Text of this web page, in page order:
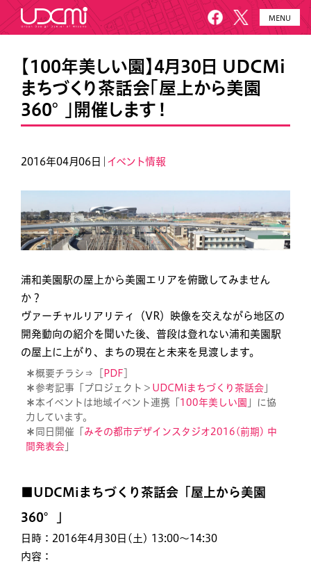
MENU
HOME UDCMiとは
施設概要 美園について
プロジェクト
【100年美しい園】4月30日 UDCMi
まちづくり茶話会「屋上から美園
360°」開催します！
2016年04月06日｜ イベント情報
浦和美園駅の屋上から美園エリアを俯瞰してみません
か？
ヴァーチャルリアリティ（VR）映像を交えながら地区の
開発動向の紹介を聞いた後、普段は登れない浦和美園駅
の屋上に上がり、まちの現在と未来を見渡します。
＊概要チラシ⇒［ PDF
＊ 参考記事「プロジェクト＞ UDCMiまちづくり茶話会
＊本イベントは地域イベント連携「 100年美しい園
」に協
力しています。
＊ 同日開催「 みその都市デザインスタジオ2016(前期) 中
間発表会
■UDCMiまちづくり茶話会「屋上から美園
360°」
日時：2016年4月30日(土) 13:00〜14:30
内容：